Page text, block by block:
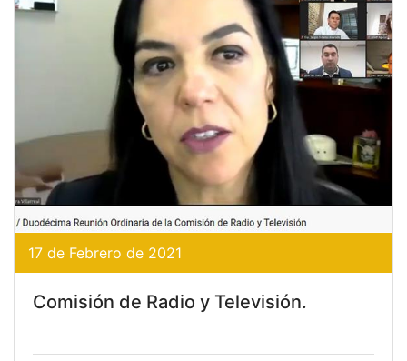
17 de Febrero de 2021
Comisión de Radio y Televisión.